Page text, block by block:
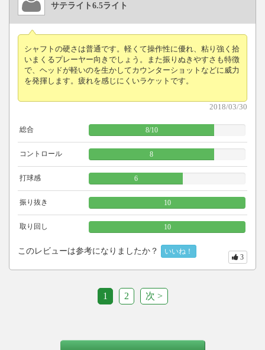
サテライト6.5ライト
シャフトの硬さは普通です。軽くて操作性に優れ、粘り強く拾
いまくるプレーヤー向きでしょう。また振りぬきやすさも特徴
で、ヘッドが軽いのを生かしてカウンターショットなどに威力
を発揮します。疲れを感じにくいラケットです。
2018/03/30
総合 8/10
コントロール 8
打球感 6
振り抜き 10
取り回し 10
このレビューは参考になりましたか？ いいね！
3
1 2 次 >